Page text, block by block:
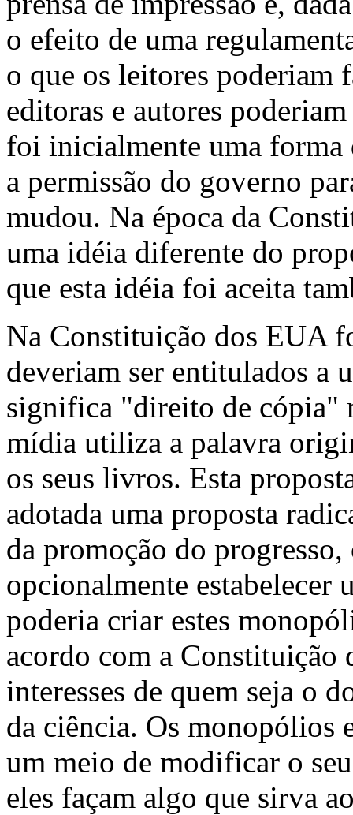
o efeito de uma
o que os leitores poderiam
editoras e autores
foi inicialmente uma forma
a permissão do governo
mudou. Na época da
uma idéia diferente do
que esta idéia foi aceita
Na Constituição dos EUA
deveriam ser entitulados
significa "direito de cópia"
mídia utiliza a palavra
os seus livros. Esta
adotada uma proposta
da promoção do
opcionalmente estabelecer
poderia criar estes
acordo com a Constituição
interesses de quem seja o
da ciência. Os monopólios
um meio de modificar o
eles façam algo que sirva